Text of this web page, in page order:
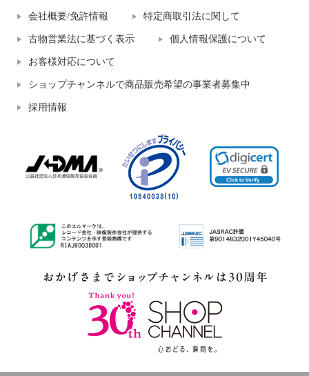
会社概要/免許情報 特定商取引法に関して
古物営業法に基づく表示 個人情報保護について
お客様対応について
ショップチャンネルで商品販売希望の事業者募集中
採用情報